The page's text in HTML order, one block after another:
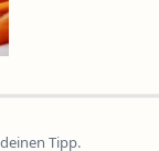
Tipp.